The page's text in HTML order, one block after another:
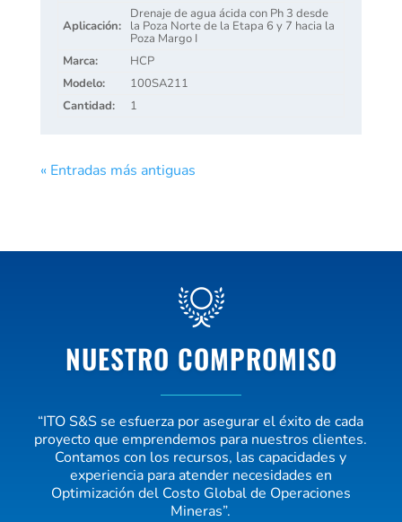
Aplicación:
Drenaje de agua ácida con Ph 3 desde
la Poza Norte de la Etapa 6 y 7 hacia la
Poza Margo I
Marca:
HCP
Modelo:
100SA211
Cantidad:
1
« Entradas más antiguas
NUESTRO COMPROMISO
“ITO S&S se esfuerza por asegurar el éxito de cada
proyecto que emprendemos para nuestros clientes.
Contamos con los recursos, las capacidades y
experiencia para atender necesidades en
Optimización del Costo Global de Operaciones
Mineras”.